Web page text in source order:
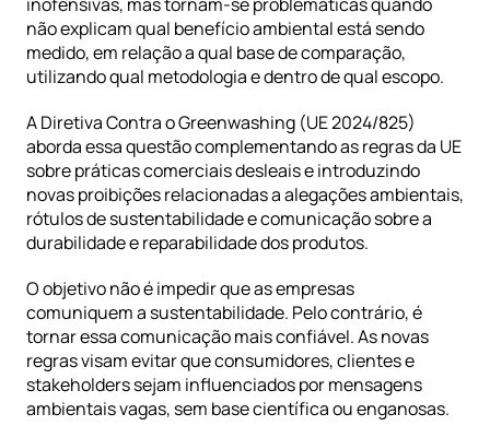
não explicam qual benefício ambiental está sendo
medido, em relação a qual base de comparação,
utilizando qual metodologia e dentro de qual escopo.
A Diretiva Contra o Greenwashing (UE 2024/825)
aborda essa questão complementando as regras da UE
sobre práticas comerciais desleais e introduzindo
novas proibições relacionadas a alegações ambientais,
rótulos de sustentabilidade e comunicação sobre a
durabilidade e reparabilidade dos produtos.
O objetivo não é impedir que as empresas
comuniquem a sustentabilidade. Pelo contrário, é
tornar essa comunicação mais confiável. As novas
regras visam evitar que consumidores, clientes e
stakeholders sejam influenciados por mensagens
ambientais vagas, sem base científica ou enganosas.